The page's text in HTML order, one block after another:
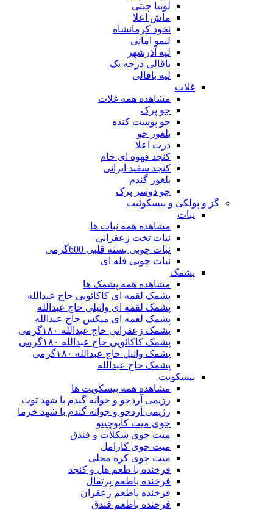
لوبیا چیتی
ماش اعلا
نخود کرمانشاه
لیمو امانی
لپه آذرشهر
باقالی درجه یک
لپه باقالی
غلات
مشاهده همه غلات
جو پرک
جو پوست کنده
بلغور جو
ذرت اعلا
کنجد قهوه ای خام
کنجد سفید ایرانی
بلغور گندم
جو دوسر پرک
گز و پولکی و بیسکوئیت
نبات
مشاهده همه نبات ها
نبات تخت زعفرانی
نبات چوبی بسته قلبی 600گرمی
نبات چوبی فله ای
پشمک
مشاهده همه پشمک ها
پشمک لقمه ای کاکائویی حاج عبدالله
پشمک لقمه ای وانیلی حاج عبدالله
پشمک لقمه ای میکس حاج عبدالله
پشمک زعفرانی حاج عبدالله ۱۸۰گرمی
پشمک کاکائویی حاج عبدالله ۱۸۰گرمی
پشمک وانیل حاج عبدالله ۱۸۰گرمی
پشمک حاج عبدالله
بیسکویت
مشاهده همه بیسکویت ها
رژیمی آردجو و جوانه گندم با شهد توت
رژیمی آردجو و جوانه گندم با شهد خرما
جوی میت کاپوچینو
میت جوی شکلات و فندق
میت جوی کارامل
میت جوی کره محلی
فرخنده با طعم هل و کنجد
فرخنده باطعم پرتقال
فرخنده باطعم زعفران
فرخنده باطعم فندق